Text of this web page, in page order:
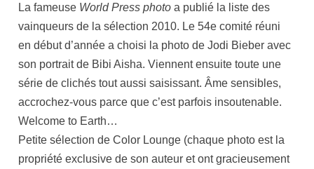
La fameuse World Press photo a publié la liste des
vainqueurs de la sélection 2010. Le 54e comité réuni
en début d’année a choisi la photo de Jodi Bieber avec
son portrait de Bibi Aisha. Viennent ensuite toute une
série de clichés tout aussi saisissant. Âme sensibles,
accrochez-vous parce que c’est parfois insoutenable.
Welcome to Earth…
Petite sélection de Color Lounge (chaque photo est la
propriété exclusive de son auteur et ont gracieusement